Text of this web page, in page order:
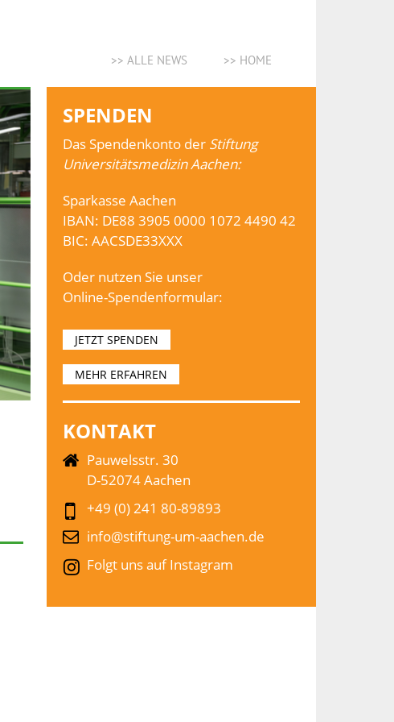
>> ALLE NEWS >> HOME
SPENDEN
Das Spendenkonto der Stiftung
Universitätsmedizin Aachen:
Sparkasse Aachen
IBAN: DE88 3905 0000 1072 4490 42
BIC: AACSDE33XXX
Oder nutzen Sie unser
Online-Spendenformular:
JETZT SPENDEN
MEHR ERFAHREN
KONTAKT
Pauwelsstr. 30
D-52074 Aachen
+49 (0) 241 80-89893
info@stiftung-um-aachen.de
Folgt uns auf Instagram